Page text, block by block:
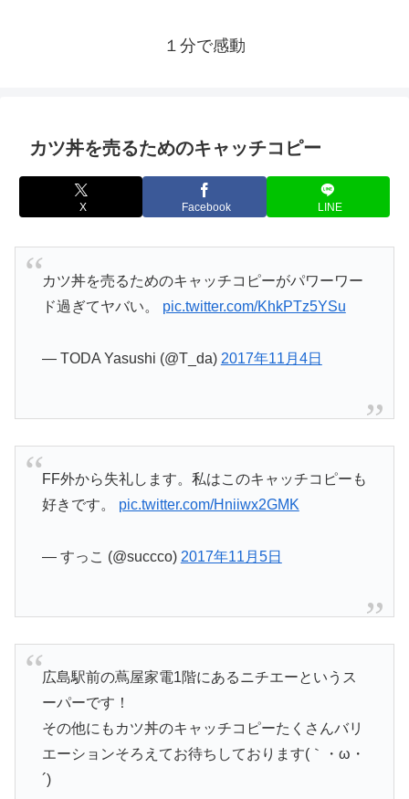
１分で感動
カツ丼を売るためのキャッチコピー
X Facebook LINE
カツ丼を売るためのキャッチコピーがパワーワー
ド過ぎてヤバい。 pic.twitter.com/KhkPTz5YSu
— TODA Yasushi (@T_da) 2017年11月4日
FF外から失礼します。私はこのキャッチコピーも
好きです。 pic.twitter.com/Hniiwx2GMK
— すっこ (@succco) 2017年11月5日
広島駅前の蔦屋家電1階にあるニチエーというス
ーパーです！
その他にもカツ丼のキャッチコピーたくさんバリ
エーションそろえてお待ちしております(｀・ω・
´)